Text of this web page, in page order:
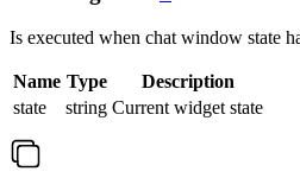
Is executed when chat window state
Name Type
Description
state
string Current widget state